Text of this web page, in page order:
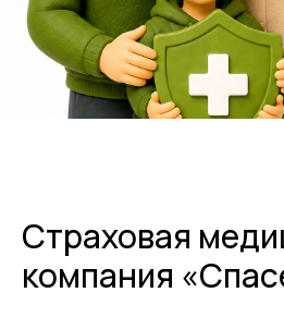
Страховая
компания